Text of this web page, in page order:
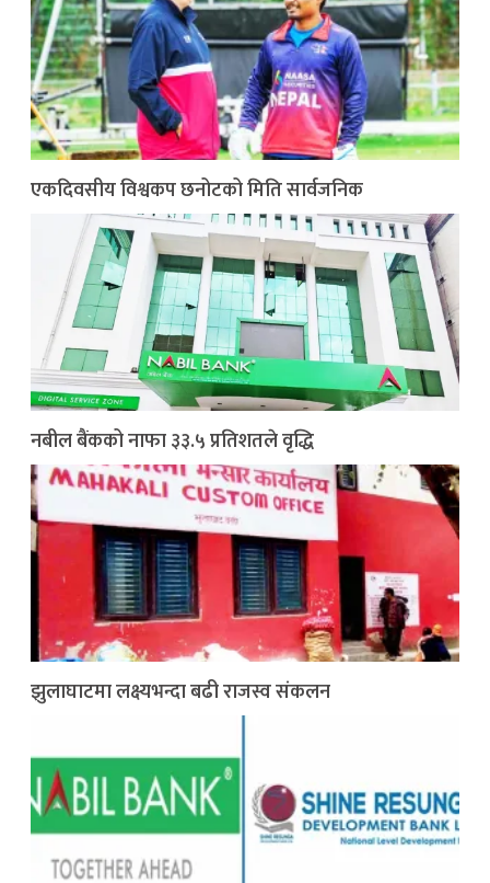
एकदिवसीय विश्वकप छनोटको मिति सार्वजनिक
नबील बैंकको नाफा ३३.५ प्रतिशतले वृद्धि
झुलाघाटमा लक्ष्यभन्दा बढी राजस्व संकलन